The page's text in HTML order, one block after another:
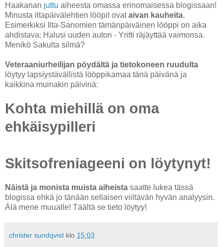
Haakanan juttu aiheesta omassa erinomaisessa blogissaan!
Minusta iltapäivälehtien lööpit ovataivan kauheita.
Esimerkiksi Ilta-Sanomien tämänpäiväinen lööppi on aika
ahdistava: Halusi uuden auton - Yritti räjäyttää vaimonsa.
Menikö Sakulta silmä?
Veteraaniurheilijan pöydältä ja tietokoneen ruudulta
löytyy lapsiystävällistä lööppikamaa tänä päivänä ja
kaikkina muinakin päivinä:
Kohta miehillä on oma
ehkäisypilleri
Skitsofreniageeni on löytynyt!
Näistä ja monista muista aiheista saatte lukea tässä
blogissa ehkä jo tänään sellaisen viiltävän hyvän analyysin.
Älä mene muualle! Täältä se tieto löytyy!
christer sundqvist klo 15:03